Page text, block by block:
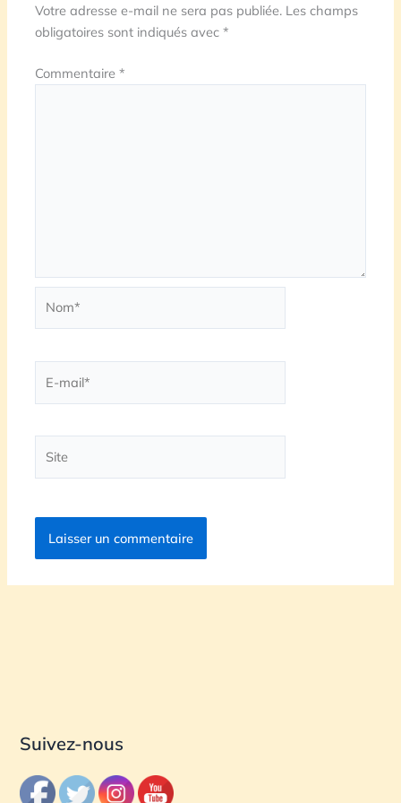
Votre adresse e-mail ne sera pas publiée. Les champs
obligatoires sont indiqués avec*
Commentaire*
mail*
Suivez-nous